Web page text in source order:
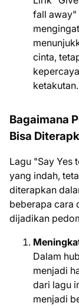
fall away"
cinta,
ketakutan.
Bagaimana
Bisa
Lagu "Say Yes
yang indah,
diterapkan
beberapa cara
dijadikan
Dalam
menjadi
dari lagu
menjadi